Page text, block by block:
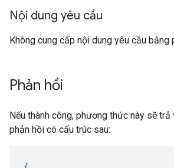
Nội dung yêu cầu
Không cung cấp nội dung yêu cầu bằng
Phản hồi
Nếu thành công, phương thức này sẽ
phản hồi có cấu trúc sau: